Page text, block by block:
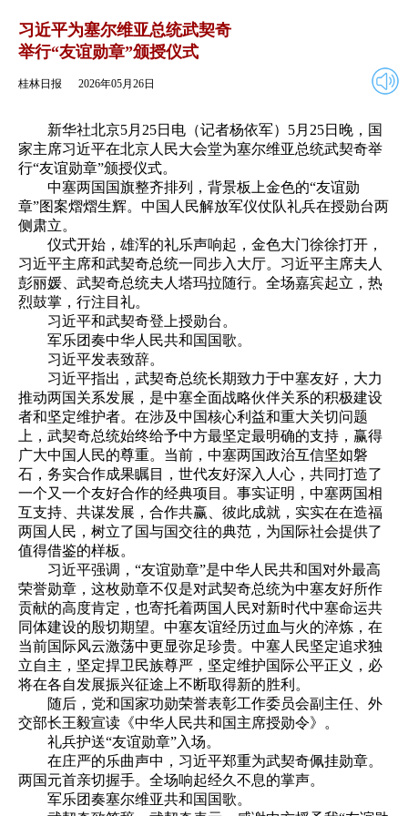
2026年05月26日
习近平为塞尔维亚总统武契奇
举行“友谊勋章”颁授仪式
桂林日报 2026年05月26日
新华社北京5月25日电（记者杨依军）5月25日晚，国
家主席习近平在北京人民大会堂为塞尔维亚总统武契奇举
行“友谊勋章”颁授仪式。
中塞两国国旗整齐排列，背景板上金色的“友谊勋
章”图案熠熠生辉。中国人民解放军仪仗队礼兵在授勋台两
侧肃立。
仪式开始，雄浑的礼乐声响起，金色大门徐徐打开，
习近平主席和武契奇总统一同步入大厅。习近平主席夫人
彭丽媛、武契奇总统夫人塔玛拉随行。全场嘉宾起立，热
烈鼓掌，行注目礼。
习近平和武契奇登上授勋台。
军乐团奏中华人民共和国国歌。
习近平发表致辞。
习近平指出，武契奇总统长期致力于中塞友好，大力
推动两国关系发展，是中塞全面战略伙伴关系的积极建设
者和坚定维护者。在涉及中国核心利益和重大关切问题
上，武契奇总统始终给予中方最坚定最明确的支持，赢得
广大中国人民的尊重。当前，中塞两国政治互信坚如磐
石，务实合作成果瞩目，世代友好深入人心，共同打造了
一个又一个友好合作的经典项目。事实证明，中塞两国相
互支持、共谋发展，合作共赢、彼此成就，实实在在造福
两国人民，树立了国与国交往的典范，为国际社会提供了
值得借鉴的样板。
习近平强调，“友谊勋章”是中华人民共和国对外最高
荣誉勋章，这枚勋章不仅是对武契奇总统为中塞友好所作
贡献的高度肯定，也寄托着两国人民对新时代中塞命运共
同体建设的殷切期望。中塞友谊经历过血与火的淬炼，在
当前国际风云激荡中更显弥足珍贵。中塞人民坚定追求独
立自主，坚定捍卫民族尊严，坚定维护国际公平正义，必
将在各自发展振兴征途上不断取得新的胜利。
随后，党和国家功勋荣誉表彰工作委员会副主任、外
交部长王毅宣读《中华人民共和国主席授勋令》。
礼兵护送“友谊勋章”入场。
在庄严的乐曲声中，习近平郑重为武契奇佩挂勋章。
两国元首亲切握手。全场响起经久不息的掌声。
军乐团奏塞尔维亚共和国国歌。